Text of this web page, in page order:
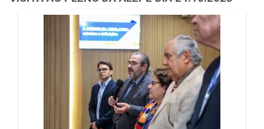
Galeria de Mídias